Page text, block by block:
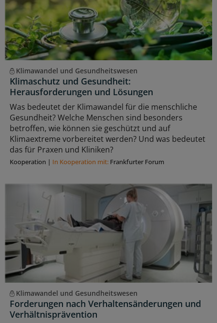
Klimawandel und Gesundheitswesen
Klimaschutz und Gesundheit:
Herausforderungen und Lösungen
Was bedeutet der Klimawandel für die menschliche
Gesundheit? Welche Menschen sind besonders
betroffen, wie können sie geschützt und auf
Klimaextreme vorbereitet werden? Und was bedeutet
das für Praxen und Kliniken?
Kooperation | In Kooperation mit: Frankfurter Forum
Klimawandel und Gesundheitswesen
Forderungen nach Verhaltensänderungen und
Verhältnisprävention